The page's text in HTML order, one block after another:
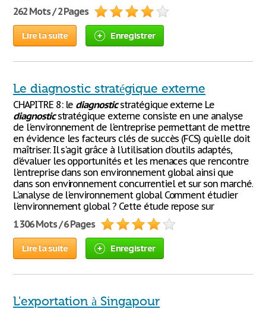
262 Mots / 2 Pages
Lire la suite Enregistrer
Le diagnostic stratégique externe
CHAPITRE 8: le diagnosticstratégique externe Le
diagnosticstratégique externe consiste en une analyse
de l'environnement de l'entreprise permettant de mettre
en évidence les facteurs clés de succès (FCS) qu'elle doit
maîtriser. Il s'agit grâce à l'utilisation d'outils adaptés,
d'évaluer les opportunités et les menaces que rencontre
l'entreprise dans son environnement global ainsi que
dans son environnement concurrentiel et sur son marché.
L'analyse de l'environnement global Comment étudier
l'environnement global ? Cette étude repose sur
1 306 Mots / 6 Pages
Lire la suite Enregistrer
L'exportation à Singapour